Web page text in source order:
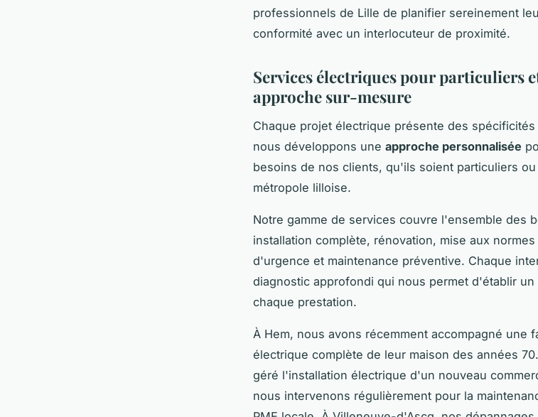
professionnels de Lille de planifier sereinement
conformité avec un interlocuteur de proximité.
Services électriques pour particuliers
approche sur-mesure
Chaque projet électrique présente des
nous développons une approche personnalisée
besoins de nos clients, qu'ils soient particuliers
métropole lilloise.
Notre gamme de services couvre l'ensemble des
installation complète, rénovation, mise aux normes
d'urgence et maintenance préventive. Chaque
diagnostic approfondi qui nous permet d'établir un
chaque prestation.
À Hem, nous avons récemment accompagné une
électrique complète de leur maison des années
géré l'installation électrique d'un nouveau
nous intervenons régulièrement pour la